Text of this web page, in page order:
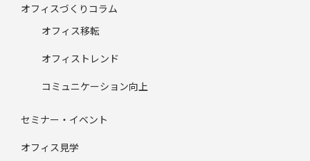
オフィスづくりコラム
オフィス移転
オフィストレンド
コミュニケーション向上
セミナー・イベント
オフィス見学